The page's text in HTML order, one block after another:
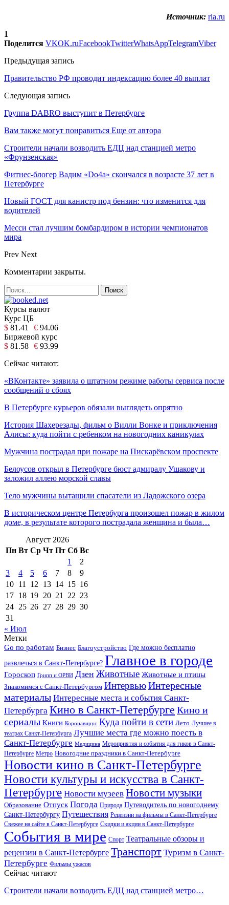
Источник: ria.ru
1
Поделится VKOK.ruFacebookTwitterWhatsAppTelegramViber
Предыдущая запись
Правительство РФ проводит индексацию более 40 выплат
Следующая запись
Группа DABRO выступит в Петербурге
Вам также могут понравиться Еще от автора
Строители начали возводить ЕДЦ над станцией метро
«Фрунзенская»
Фитнес-блогер Вадим «Do4a» скончался в возрасте 37 лет в
Петербурге
Новый ГОСТ для канистр под бензин: что изменится для
водителей
Месси стал лучшим бомбардиром в истории чемпионатов
мира
Prev Next
Комментарии закрыты.
Курсы валют
Курс ЦБ
$ 81.41 € 94.06
Биржевой курс
$ 81.58 € 93.99
Сейчас читают:
«ВКонтакте» заявила о штатном режиме работы сервиса после
сообщений о сбоях
В Петербурге курьеров обязали выглядеть опрятно
История Шахерезады, фильм о Вилли Вонке и приключения
Алисы: куда пойти с ребенком на новогодних каникулах
Мужчина пострадал при пожаре на Пискарёвском проспекте
Белоусов открыл в Петербурге бюст адмиралу Ушакову и
заложил аллею морской славы
Тело мужчины вытащили спасатели из Ладожского озера
В историческом центре Петербурга произошел пожар в жилом
доме, в результате которого пострадала женщина и была…
Август 2026
Пн Вт Ср Чт Пт Сб Вс
1
2
3
4 5 6 7 8
9
10 11 12 13 14 15 16
17 18 19 20 21 22 23
24 25 26 27 28 29 30
31
« Июл
Метки
Go по работам Бизнес Благоустройство Где можно бесплатно
развлечься в Санкт-Петербурге? Главное в городе
Гороскоп Грипп и ОРВИ Дзен Животные Животные и птицы
Знакомимся с Санкт-Петербургом ИнтервьюИнтересные
материалы Интересные места и события Санкт-
Петербурга Кино в Санкт-Петербурге Кино и
сериалы Книги Коронавирус Куда пойти в сети Лето Лучшее в
театрах Санкт-Петербурга Лучшие места где можно поесть в
Санкт-Петербурге Медицина Мероприятия и события для гиков в Санкт-
Петербурге Метро Новогодние праздники в Санкт-Петербурге
Новости кино в Санкт-Петербурге
Новости культуры и искусства в Санкт-
Петербурге Новости музеев Новости музыки
Образование Отпуск Погода Природа Путеводитель по новогоднему
Санкт-Петербургу Путешествия Рецензии на фильмы в Санкт-Петербурге
Свежее на сайте в Санкт-Петербурге Скидки и акции в Санкт-Петербурге
События в мире Спорт Театральные обзоры и
рецензии в Санкт-Петербурге Транспорт Туризм в Санкт-
Петербурге Фильмы ужасов
Сейчас читают
Строители начали возводить ЕДЦ над станцией метро…